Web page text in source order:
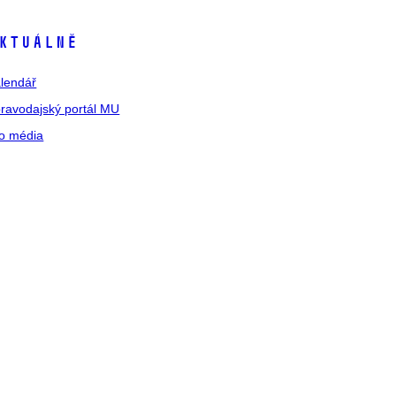
portál MU
média